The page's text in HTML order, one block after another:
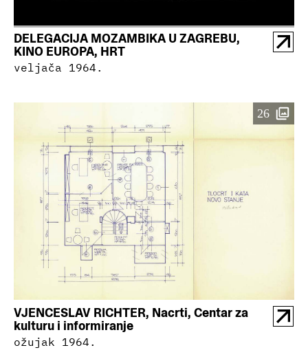
DELEGACIJA MOZAMBIKA U ZAGREBU,
KINO EUROPA, HRT
veljača 1964.
26
VJENCESLAV RICHTER, Nacrti, Centar za
kulturu i informiranje
ožujak 1964.